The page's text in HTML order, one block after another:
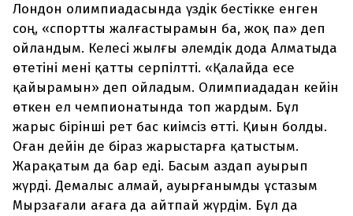
Лондон олимпиадасында үздік бестікке енген
соң, «спортты жалғастырамын ба, жоқ па» деп
ойландым. Келесі жылғы әлемдік дода Алматыда
өтетіні мені қатты серпілтті. «Қалайда есе
қайырамын» деп ойладым. Олимпиададан кейін
өткен ел чемпионатында топ жардым. Бұл
жарыс бірінші рет бас киімсіз өтті. Қиын болды.
Оған дейін де біраз жарыстарға қатыстым.
Жарақатым да бар еді. Басым аздап ауырып
жүрді. Демалыс алмай, ауырғанымды ұстазым
Мырзағали ағаға да айтпай жүрдім. Бұл да